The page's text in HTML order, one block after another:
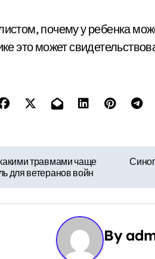
почему у ребенка
это может
травмами чаще
для ветеранов войн
By